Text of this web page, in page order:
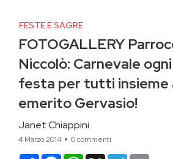
FESTE E SAGRE
FOTOGALLERY
Niccolò: Carnevale
festa per tutti insieme
emerito Gervasio!
Janet Chiappini
4 Marzo 2014 0 commenti